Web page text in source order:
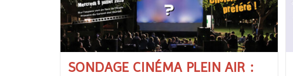
SONDAGE CINÉMA PLEIN AIR :